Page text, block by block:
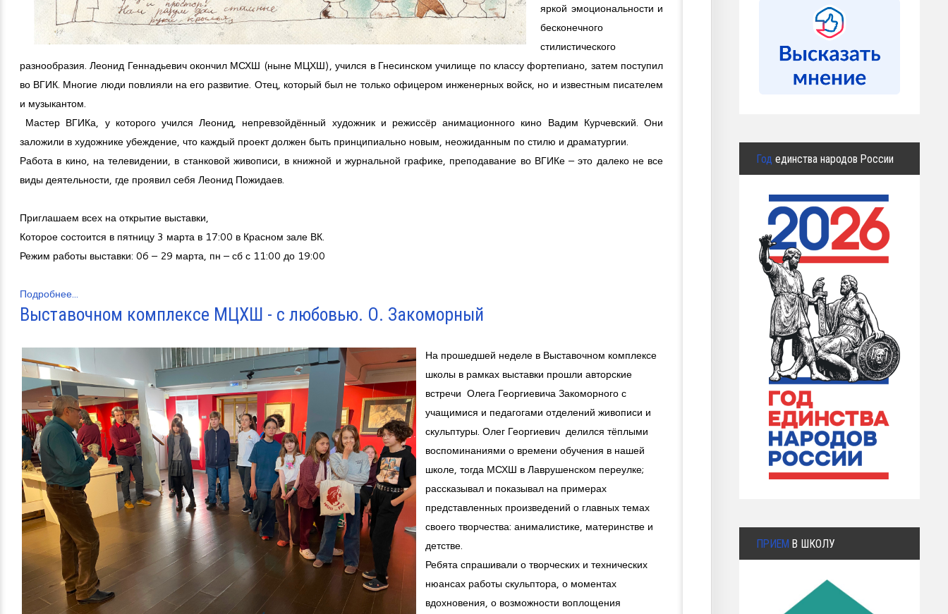
яркой эмоциональности и
бесконечного
стилистического
разнообразия. Леонид Геннадьевич окончил МСХШ (ныне МЦХШ), учился в Гнесинском училище по классу фортепиано, затем поступил
во ВГИК. Многие люди повлияли на его развитие. Отец, который был не только офицером инженерных войск, но и известным писателем
и музыкантом.
Мастер ВГИКа, у которого учился Леонид, непревзойдённый художник и режиссёр анимационного кино Вадим Курчевский. Они
заложили в художнике убеждение, что каждый проект должен быть принципиально новым, неожиданным по стилю и драматургии.
Работа в кино, на телевидении, в станковой живописи, в книжной и журнальной графике, преподавание во ВГИКе – это далеко не все
виды деятельности, где проявил себя Леонид Пожидаев.
Приглашаем всех на открытие выставки,
Которое состоится в пятницу 3 марта в 17:00 в Красном зале ВК.
Режим работы выставки: 06 – 29 марта, пн – сб с 11:00 до 19:00
Подробнее...
Выставочном комплексе МЦХШ - с любовью. О. Закоморный
На прошедшей неделе в Выставочном комплексе
школы в рамках выставки прошли авторские
встречи Олега Георгиевича Закоморного с
учащимися и педагогами отделений живописи и
скульптуры. Олег Георгиевич делился тёплыми
воспоминаниями о времени обучения в нашей
школе, тогда МСХШ в Лаврушенском переулке;
рассказывал и показывал на примерах
представленных произведений о главных темах
своего творчества: анималистике, материнстве и
детстве.
Ребята спрашивали о творческих и технических
нюансах работы скульптора, о моментах
вдохновения, о возможности воплощения
Год единства народов России
ПРИЕМ В ШКОЛУ